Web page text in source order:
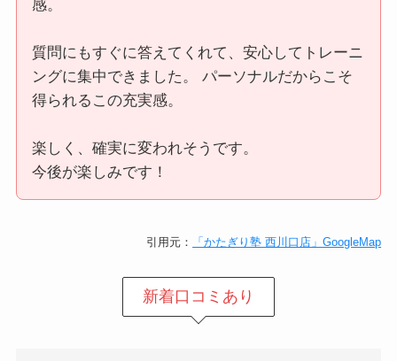
感。
質問にもすぐに答えてくれて、安心してトレーニ
ングに集中できました。 パーソナルだからこそ
得られるこの充実感。
楽しく、確実に変われそうです。
今後が楽しみです！
引用元： 「かたぎり塾 西川口店」GoogleMap
新着口コミあり